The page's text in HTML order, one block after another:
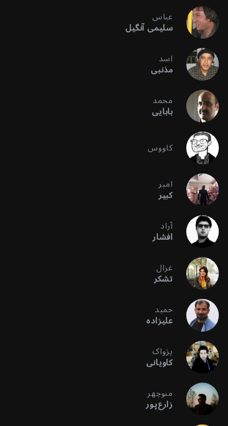
عباس
سلیمی آنگیل
اسد
مذنبی
محمد
بابایی
کاووس
امیر
کبیر
آراد
افشار
غزال
تشکر
حمید
علیزاده
پژواک
کاویانی
منوچهر
زارع‌پور